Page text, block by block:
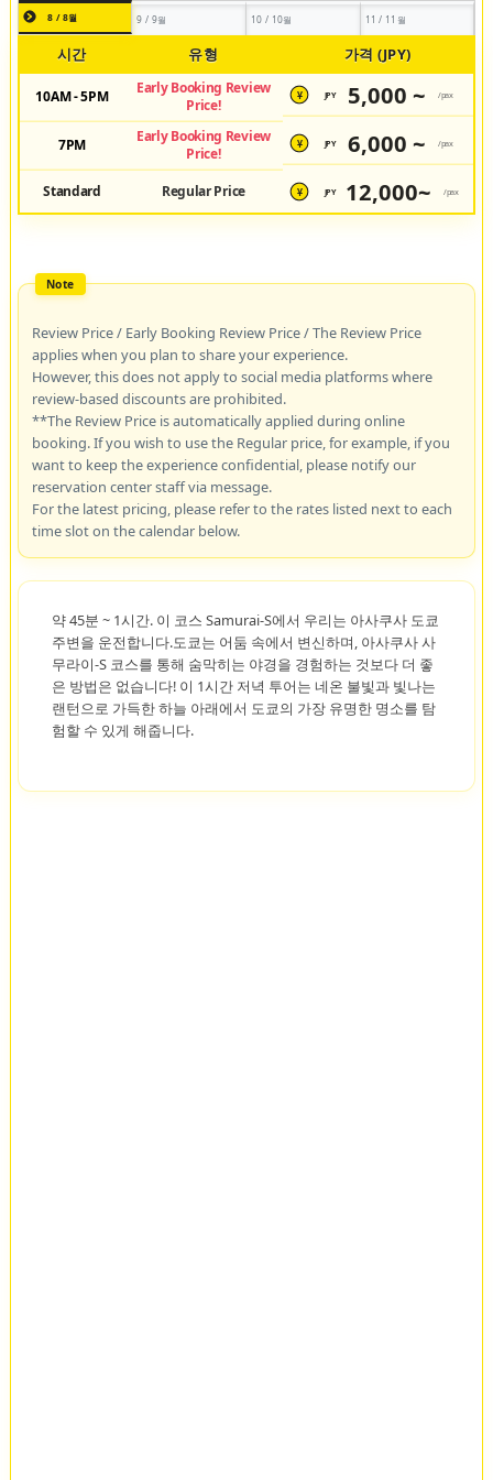
8 / 8월 9 / 9월 10 / 10월 11 / 11월
시간 유형 가격 (JPY)
10AM - 5PM
Early Booking Review
Price!
¥ JPY 5,000 ~ /pax
7PM
Early Booking Review
Price!
¥ JPY 6,000 ~ /pax
Standard Regular Price ¥ JPY 12,000~ /pax
Review Price / Early Booking Review Price / The Review Price
applies when you plan to share your experience.
However, this does not apply to social media platforms where
review-based discounts are prohibited.
**The Review Price is automatically applied during online
booking. If you wish to use the Regular price, for example, if you
want to keep the experience confidential, please notify our
reservation center staff via message.
For the latest pricing, please refer to the rates listed next to each
time slot on the calendar below.
약 45분 ~ 1시간. 이 코스 Samurai-S에서 우리는 아사쿠사 도쿄
주변을 운전합니다.도쿄는 어둠 속에서 변신하며, 아사쿠사 사
무라이-S 코스를 통해 숨막히는 야경을 경험하는 것보다 더 좋
은 방법은 없습니다! 이 1시간 저녁 투어는 네온 불빛과 빛나는
랜턴으로 가득한 하늘 아래에서 도쿄의 가장 유명한 명소를 탐
험할 수 있게 해줍니다.